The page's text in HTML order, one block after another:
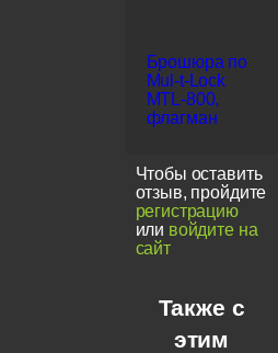
Брошюра по
Mul-t-Lock
MTL-800,
флагман
Чтобы оставить
отзыв, пройдите
регистрацию
или войдите на
сайт
Также с
этим